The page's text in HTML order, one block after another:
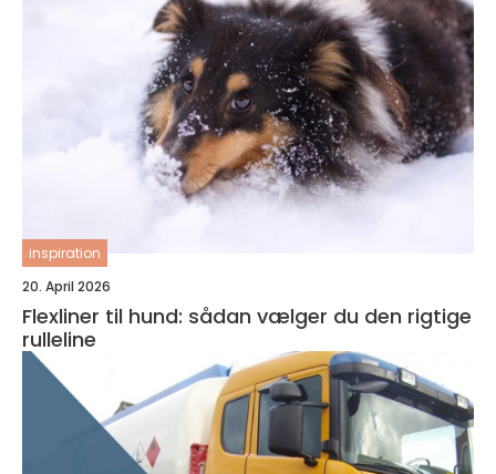
inspiration
20. April 2026
Flexliner til hund: sådan vælger du den rigtige
rulleline